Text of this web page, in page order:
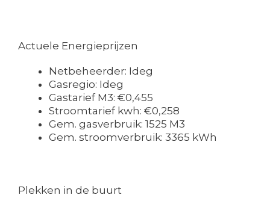
Actuele Energieprijzen
Netbeheerder: Ideg
Gasregio: Ideg
Gastarief M3: €0,455
Stroomtarief kwh: €0,258
Gem. gasverbruik: 1525 M3
Gem. stroomverbruik: 3365 kWh
Plekken in de buurt